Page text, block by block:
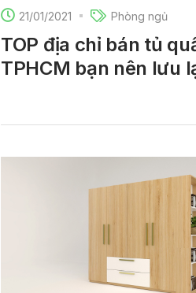
21/01/2021 Phòng ngủ
TOP địa chỉ bán tủ
TPHCM bạn nên lưu